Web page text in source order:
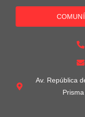
Av. República